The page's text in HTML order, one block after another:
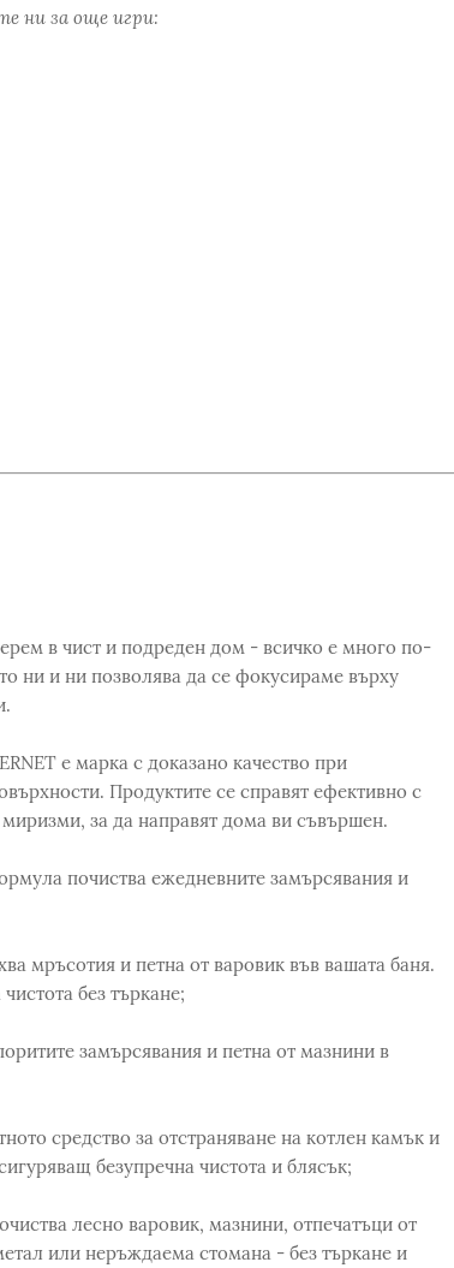
ни за още игри:
в чист и подреден дом - всичко е много по-
ни и ни позволява да се фокусираме върху
е марка с доказано качество при
Продуктите се справят ефективно с
за да направят дома ви съвършен.
почиства ежедневните замърсявания и
мръсотия и петна от варовик във вашата баня.
без търкане;
замърсявания и петна от мазнини в
средство за отстраняване на котлен камък и
безупречна чистота и блясък;
лесно варовик, мазнини, отпечатъци от
или неръждаема стомана - без търкане и